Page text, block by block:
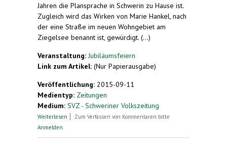
Jahren die Plansprache in Schwerin zu Hause ist.
Zugleich wird das Wirken von Marie Hankel, nach
der eine Straße im neuen Wohngebiet am
Ziegelsee benannt ist, gewürdigt. (...)
Veranstaltung: Jubiläumsfeiern
Link zum Artikel: (Nur Papierausgabe)
Veröffentlichung: 2015-09-11
Medientyp: Zeitungen
Medium: SVZ - Schweriner Volkszeitung
Weiterlesen über Seit 110 Jahren wird in Schwerin Esperanto
Zum Verfassen von Kommentaren bitte
Anmelden